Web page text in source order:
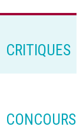
CRITIQUES
CONCOURS